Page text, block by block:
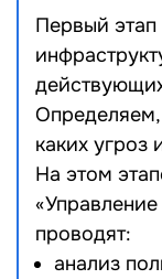
Первый
каких угроз
На этом
проводят:
анализ